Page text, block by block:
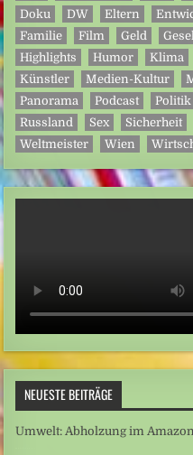
Doku
DW Eltern
Familie
Film Geld
Highlights
Humor Klima
Künstler
Medien-Kultur
Panorama
Podcast Politik
Russland
Sex Sicherheit
Weltmeister
Wien
NEUESTE BEITRÄGE
Umwelt: Abholzung im